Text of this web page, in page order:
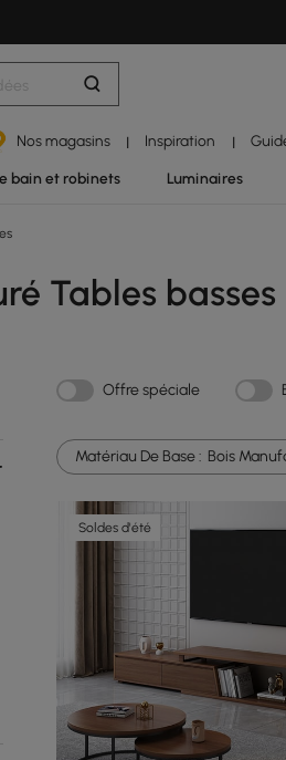
Nos magasins | Inspiration |
bain et robinets Luminaires
Tables basses
Offre spéciale
Matériau De Base : Bois
Soldes d'été